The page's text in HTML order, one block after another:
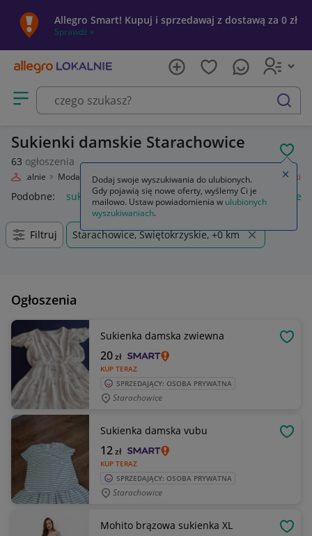
Allegro Smart! Kupuj i sprzedawaj z dostawą za 0 zł
Sprawdź »
Otwórz menu z kategoriami
szukaj
Sukienki damskie Starachowice
63 ogłoszenia
Lokalnie Moda Odzież, Obuwie, Dodatki Odzież damska Sukienki
Podobne: sukienki sukienki wieczorowe sukienki na wesele
Filtruj Starachowice, Świętokrzyskie, +0 km
Ogłoszenia
Sukienka damska zwiewna
KUP TERAZ
20zł
SPRZEDAJĄCY: OSOBA PRYWATNA
Starachowice
Sukienka damska vubu
KUP TERAZ
12zł
SPRZEDAJĄCY: OSOBA PRYWATNA
Starachowice
Mohito brązowa sukienka XL
Dodaj swoje wyszukiwania do ulubionych.
Gdy pojawią się nowe oferty, wyślemy Ci je
mailowo. Ustaw powiadomienia w ulubionych
wyszukiwaniach.